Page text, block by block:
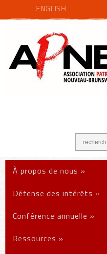
ENGLISH
À propos de nous »
Défense des intérêts »
Conférence annuelle »
Ressources »